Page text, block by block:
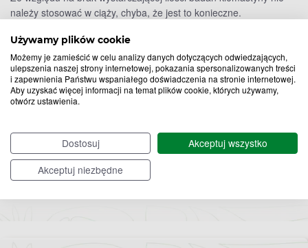
Używamy plików cookie
Możemy je zamieścić w celu analizy danych dotyczących odwiedzających,
ulepszenia naszej strony internetowej, pokazania spersonalizowanych treści
i zapewnienia Państwu wspaniałego doświadczenia na stronie internetowej.
Aby uzyskać więcej informacji na temat plików cookie, których używamy,
otwórz ustawienia.
Dostosuj
Akceptuj wszystko
Akceptuj niezbędne
należy stosować w ciąży, chyba, że jest to konieczne.
Klemastyna przenika do mleka matki, w związku z czym nie
należy karmić piersią stosując lek.
Nie stosować leku doustnie u dzieci poniżej 1 roku życia.
Klemastyna – w jakich postaciach występuje?
Tabletkach
Syropach
Roztworach do wstrzykiwań